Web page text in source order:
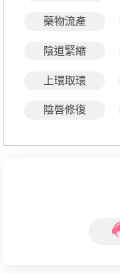
藥物流產
陰道緊縮
上環取環
陰唇修復